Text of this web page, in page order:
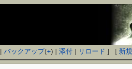
|バックアップ(+) |添付 | リロード ] [ 新規